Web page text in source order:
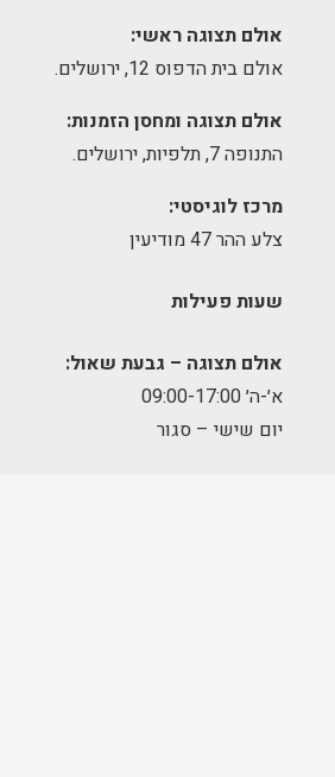
אולם תצוגה ראשי:
אולם בית הדפוס 12, ירושלים.
אולם תצוגה ומחסן הזמנות:
התנופה 7, תלפיות, ירושלים.
מרכז לוגיסטי:
צלע ההר 47 מודיעין
שעות פעילות
אולם תצוגה – גבעת שאול:
א׳-ה׳ 09:00-17:00
יום שישי – סגור